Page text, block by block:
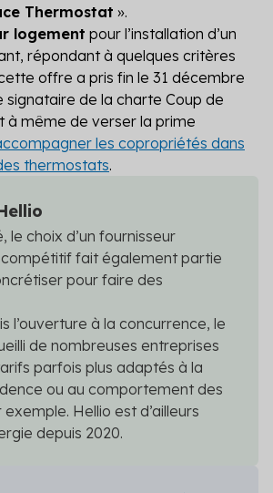
Thermostat ».
logement pour l’installation d’un
répondant à quelques critères
offre a pris fin le 31 décembre
signataire de la charte Coup de
à même de verser la prime
les copropriétés dans
thermostats.
le choix d’un fournisseur
compétitif fait également partie
pour faire des
l’ouverture à la concurrence, le
de nombreuses entreprises
parfois plus adaptés à la
ou au comportement des
Hellio est d’ailleurs
depuis 2020.